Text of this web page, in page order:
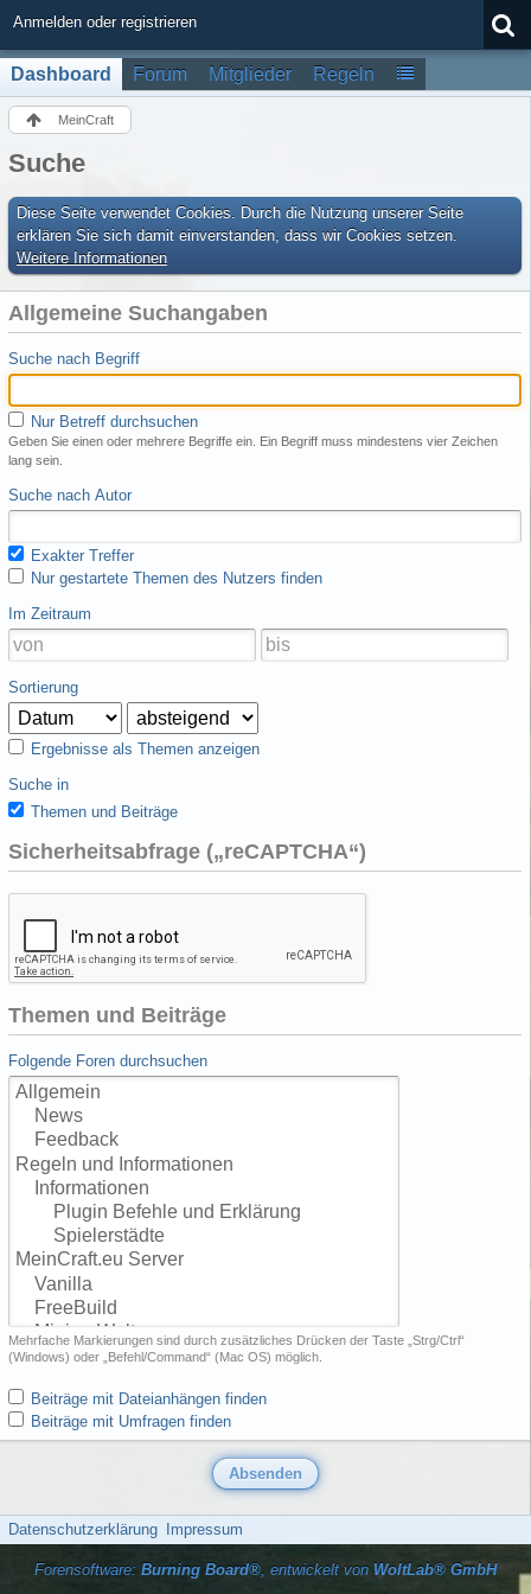
Anmelden oder registrieren
Dashboard Forum Mitglieder Regeln
MeinCraft
Suche
Diese Seite verwendet Cookies. Durch die Nutzung unserer Seite
erklären Sie sich damit einverstanden, dass wir Cookies setzen.
Weitere Informationen
Allgemeine Suchangaben
Suche nach Begriff
Nur Betreff durchsuchen
Geben Sie einen oder mehrere Begriffe ein. Ein Begriff muss mindestens vier Zeichen
lang sein.
Suche nach Autor
Exakter Treffer
Nur gestartete Themen des Nutzers finden
Im Zeitraum
Sortierung
Ergebnisse als Themen anzeigen
Suche in
Themen und Beiträge
Sicherheitsabfrage („reCAPTCHA“)
Themen und Beiträge
Folgende Foren durchsuchen
Mehrfache Markierungen sind durch zusätzliches Drücken der Taste „Strg/Ctrl“
(Windows) oder „Befehl/Command“ (Mac OS) möglich.
Beiträge mit Dateianhängen finden
Beiträge mit Umfragen finden
Datenschutzerklärung Impressum
Forensoftware: Burning Board®, entwickelt von WoltLab® GmbH